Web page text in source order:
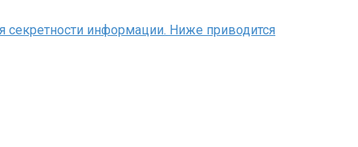
секретности информации. Ниже приводится